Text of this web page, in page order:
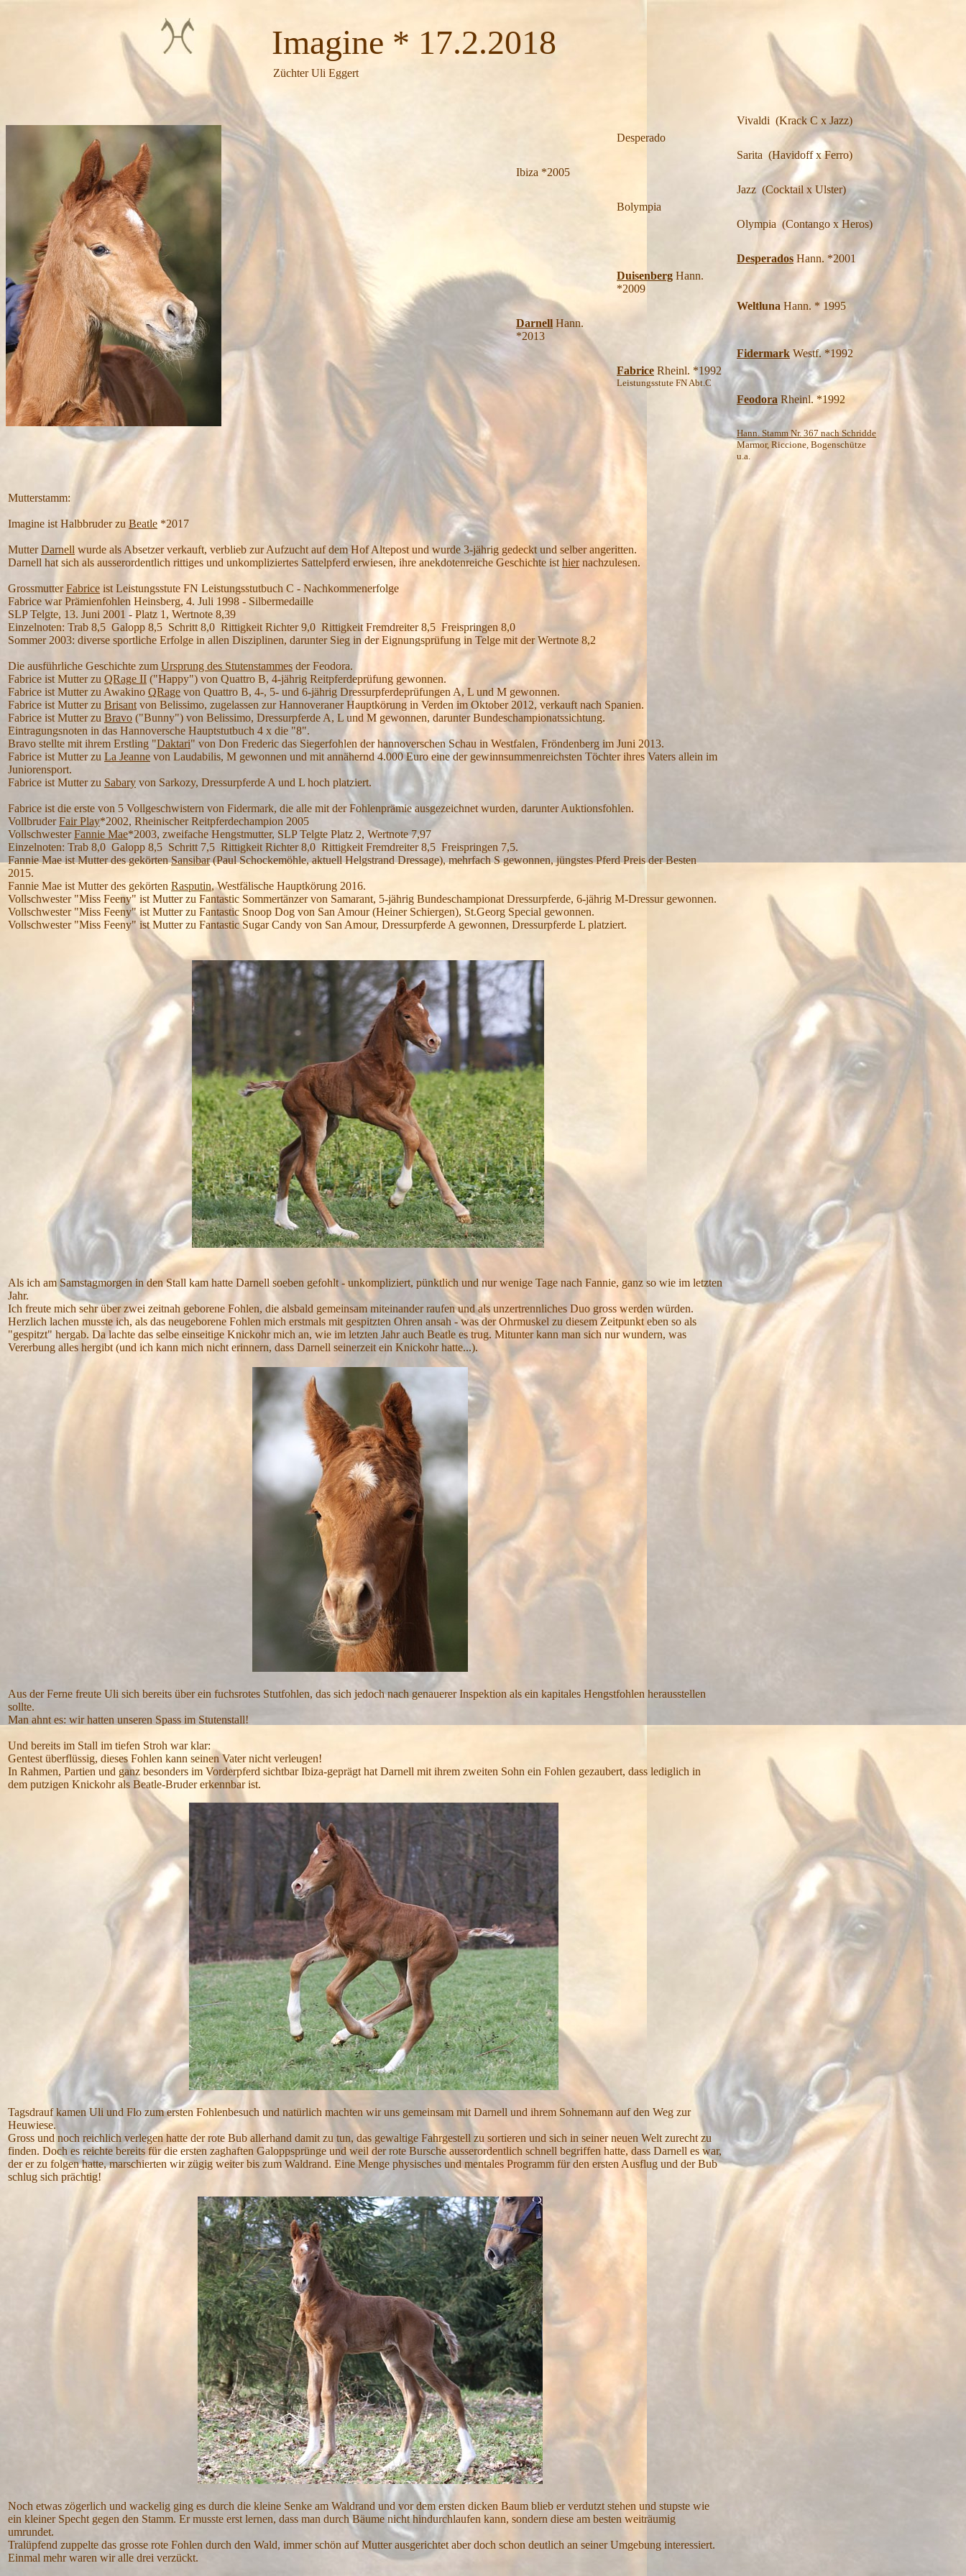
Imagine * 17.2.2018
Züchter Uli Eggert
Vivaldi (Krack C x Jazz)
Desperado
Sarita (Havidoff x Ferro)
Ibiza *2005
Jazz (Cocktail x Ulster)
Bolympia
Olympia (Contango x Heros)
Desperados Hann. *2001
Duisenberg Hann.
*2009
Weltluna Hann. * 1995
Darnell Hann.
*2013
Fidermark Westf. *1992
Fabrice Rheinl. *1992
Leistungsstute FN Abt.C
Feodora Rheinl. *1992
Hann. Stamm Nr. 367 nach Schridde
Marmor, Riccione, Bogenschütze
u.a.
Mutterstamm:
Imagine ist Halbbruder zu Beatle *2017
MutterDarnell wurde als Absetzer verkauft, verblieb zur Aufzucht auf dem Hof Altepost und wurde 3-jährig gedeckt und selber angeritten.
Darnell hat sich als ausserordentlich rittiges und unkompliziertes Sattelpferd erwiesen, ihre anekdotenreiche Geschichte ist hiernachzulesen.
GrossmutterFabrice ist Leistungsstute FN Leistungsstutbuch C - Nachkommenerfolge
Fabrice war Prämienfohlen Heinsberg, 4. Juli 1998 - Silbermedaille
SLP Telgte, 13. Juni 2001 - Platz 1, Wertnote 8,39
Einzelnoten: Trab 8,5 Galopp 8,5 Schritt 8,0 Rittigkeit Richter 9,0 Rittigkeit Fremdreiter 8,5 Freispringen 8,0
Sommer 2003: diverse sportliche Erfolge in allen Disziplinen, darunter Sieg in der Eignungsprüfung in Telge mit der Wertnote 8,2
Die ausführliche Geschichte zum Ursprung des Stutenstammes der Feodora.
Fabrice ist Mutter zu QRage II ("Happy") von Quattro B, 4-jährig Reitpferdeprüfung gewonnen.
Fabrice ist Mutter zu Awakino QRage von Quattro B, 4-, 5- und 6-jährig Dressurpferdeprüfungen A, L und M gewonnen.
Fabrice ist Mutter zu Brisant von Belissimo, zugelassen zur Hannoveraner Hauptkörung in Verden im Oktober 2012, verkauft nach Spanien.
Fabrice ist Mutter zu Bravo ("Bunny") von Belissimo, Dressurpferde A, L und M gewonnen, darunter Bundeschampionatssichtung.
Eintragungsnoten in das Hannoversche Hauptstutbuch 4 x die "8".
Bravo stellte mit ihrem Erstling "Daktari" von Don Frederic das Siegerfohlen der hannoverschen Schau in Westfalen, Fröndenberg im Juni 2013.
Fabrice ist Mutter zu La Jeanne von Laudabilis, M gewonnen und mit annähernd 4.000 Euro eine der gewinnsummenreichsten Töchter ihres Vaters allein im
Juniorensport.
Fabrice ist Mutter zu Sabary von Sarkozy, Dressurpferde A und L hoch platziert.
Fabrice ist die erste von 5 Vollgeschwistern von Fidermark, die alle mit der Fohlenprämie ausgezeichnet wurden, darunter Auktionsfohlen.
VollbruderFair Play*2002, Rheinischer Reitpferdechampion 2005
VollschwesterFannie Mae*2003, zweifache Hengstmutter, SLP Telgte Platz 2, Wertnote 7,97
Einzelnoten: Trab 8,0 Galopp 8,5 Schritt 7,5 Rittigkeit Richter 8,0 Rittigkeit Fremdreiter 8,5 Freispringen 7,5.
Fannie Mae ist Mutter des gekörtenSansibar(Paul Schockemöhle, aktuell Helgstrand Dressage), mehrfach S gewonnen, jüngstes Pferd Preis der Besten
2015.
Fannie Mae ist Mutter des gekörten Rasputin, Westfälische Hauptkörung 2016.
Vollschwester "Miss Feeny" ist Mutter zu Fantastic Sommertänzer von Samarant, 5-jährig Bundeschampionat Dressurpferde, 6-jährig M-Dressur gewonnen.
Vollschwester "Miss Feeny" ist Mutter zu Fantastic Snoop Dog von San Amour (Heiner Schiergen), St.Georg Special gewonnen.
Vollschwester "Miss Feeny" ist Mutter zu Fantastic Sugar Candy von San Amour, Dressurpferde A gewonnen, Dressurpferde L platziert.
Als ich am Samstagmorgen in den Stall kam hatte Darnell soeben gefohlt - unkompliziert, pünktlich und nur wenige Tage nach Fannie, ganz so wie im letzten
Jahr.
Ich freute mich sehr über zwei zeitnah geborene Fohlen, die alsbald gemeinsam miteinander raufen und als unzertrennliches Duo gross werden würden.
Herzlich lachen musste ich, als das neugeborene Fohlen mich erstmals mit gespitzten Ohren ansah - was der Ohrmuskel zu diesem Zeitpunkt eben so als
"gespitzt" hergab. Da lachte das selbe einseitige Knickohr mich an, wie im letzten Jahr auch Beatle es trug. Mitunter kann man sich nur wundern, was
Vererbung alles hergibt (und ich kann mich nicht erinnern, dass Darnell seinerzeit ein Knickohr hatte...).
Aus der Ferne freute Uli sich bereits über ein fuchsrotes Stutfohlen, das sich jedoch nach genauerer Inspektion als ein kapitales Hengstfohlen herausstellen
sollte.
Man ahnt es: wir hatten unseren Spass im Stutenstall!
Und bereits im Stall im tiefen Stroh war klar:
Gentest überflüssig, dieses Fohlen kann seinen Vater nicht verleugen!
In Rahmen, Partien und ganz besonders im Vorderpferd sichtbar Ibiza-geprägt hat Darnell mit ihrem zweiten Sohn ein Fohlen gezaubert, dass lediglich in
dem putzigen Knickohr als Beatle-Bruder erkennbar ist.
Tagsdrauf kamen Uli und Flo zum ersten Fohlenbesuch und natürlich machten wir uns gemeinsam mit Darnell und ihrem Sohnemann auf den Weg zur
Heuwiese.
Gross und noch reichlich verlegen hatte der rote Bub allerhand damit zu tun, das gewaltige Fahrgestell zu sortieren und sich in seiner neuen Welt zurecht zu
finden. Doch es reichte bereits für die ersten zaghaften Galoppsprünge und weil der rote Bursche ausserordentlich schnell begriffen hatte, dass Darnell es war,
der er zu folgen hatte, marschierten wir zügig weiter bis zum Waldrand. Eine Menge physisches und mentales Programm für den ersten Ausflug und der Bub
schlug sich prächtig!
Noch etwas zögerlich und wackelig ging es durch die kleine Senke am Waldrand und vor dem ersten dicken Baum blieb er verdutzt stehen und stupste wie
ein kleiner Specht gegen den Stamm. Er musste erst lernen, dass man durch Bäume nicht hindurchlaufen kann, sondern diese am besten weiträumig
umrundet.
Tralüpfend zuppelte das grosse rote Fohlen durch den Wald, immer schön auf Mutter ausgerichtet aber doch schon deutlich an seiner Umgebung interessiert.
Einmal mehr waren wir alle drei verzückt.